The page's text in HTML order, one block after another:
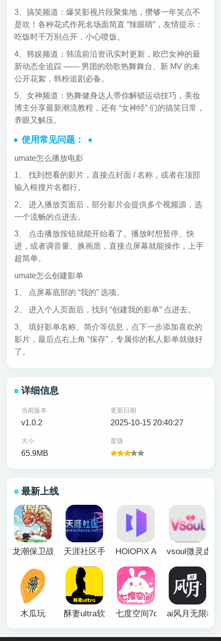
3、搞笑频道：爆笑影视片段聚集地，攒够一年笑点不
是吹！各种花式作死名场面简直 “辣眼睛”，友情提示：
吃饭时千万别点开，小心喷饭。
4、韩娱频道：韩流前沿资讯实时更新，欧巴女神的最
新动态全追踪 —— 男团的劲歌热舞舞台、新 MV 的未
公开花絮，韩粉追剧必备。
5、女神频道：热舞健身达人带你解锁运动技巧，美妆
博主分享最新潮流教程，还有 “女神经” 们的搞笑日常，
养眼又解压。
使用常见问题：
umate怎么播放电影
1、 找到想看的影片，直接点封面 / 名称，或者在顶部
输入框搜片名都行。
2、 进入播放页面后，部分影片会提供多个视频源，选
一个流畅的点进去。
3、 点击播放按钮就能开始看了。播放时想暂停、快
进，或者调音量、换画质，直接点屏幕就能操作，上手
超简单。
umate怎么创建影单
1、 点屏幕底部的 “我的” 选项。
2、 进入个人页面后，找到 “创建我的影单” 点进去。
3、 填好影单名称、简介等信息，点下一步添加喜欢的
影片，最后点右上角 “保存”，专属你的私人影单就做好
了。
详细信息
当前版本
v1.0.2
更新日期
2025-10-15 20:40:27
大小
65.9MB
星级
最新上线
龙潮保卫战 天涯社区手机版HOlOPiX AI手机版vsoul微灵虚
木瓜玩 酥妻ultra软件 七度空间7duapp正版
ai风月无限积